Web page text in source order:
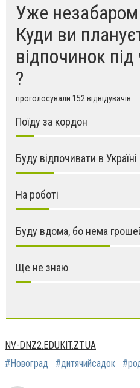
Уже незабаром
Куди ви
відпочинок
?
проголосували 152 відвідувачів
Поїду за кордон
Буду відпочивати в Україні
На роботі
Буду вдома, бо нема
Ще не знаю
NV-DNZ2.EDUKIT.ZT.UA
#Новоград
#дитячийсадок